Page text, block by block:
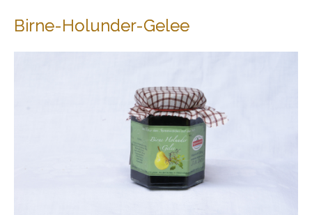
Birne-Holunder-Gelee